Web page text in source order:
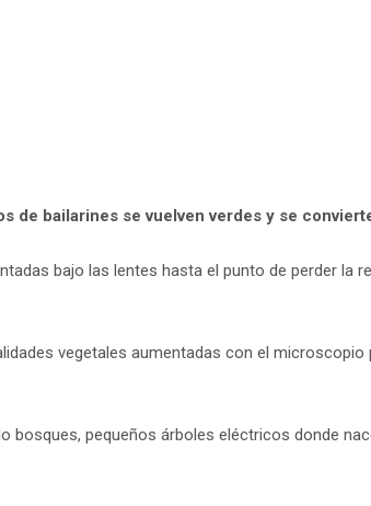
de bailarines se vuelven verdes y se
bajo las lentes hasta el punto de perder la
vegetales aumentadas con el
pequeños árboles eléctricos donde